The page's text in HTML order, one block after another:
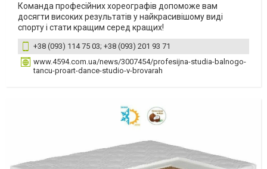
Команда професійних хореографів допоможе вам
досягти високих результатів у найкрасивішому виді
спорту і стати кращим серед кращих!
+38 (093) 114 75 03; +38 (093) 201 93 71
www.4594.com.ua/news/3007454/profesijna-studia-balnogo-
tancu-proart-dance-studio-v-brovarah